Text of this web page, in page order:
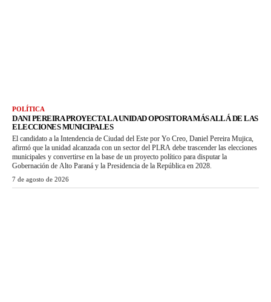
POLÍTICA
DANI PEREIRA PROYECTA LA UNIDAD OPOSITORA MÁS ALLÁ DE LAS
ELECCIONES MUNICIPALES
El candidato a la Intendencia de Ciudad del Este por Yo Creo, Daniel Pereira Mujica,
afirmó que la unidad alcanzada con un sector del PLRA debe trascender las elecciones
municipales y convertirse en la base de un proyecto político para disputar la
Gobernación de Alto Paraná y la Presidencia de la República en 2028.
7 de agosto de 2026